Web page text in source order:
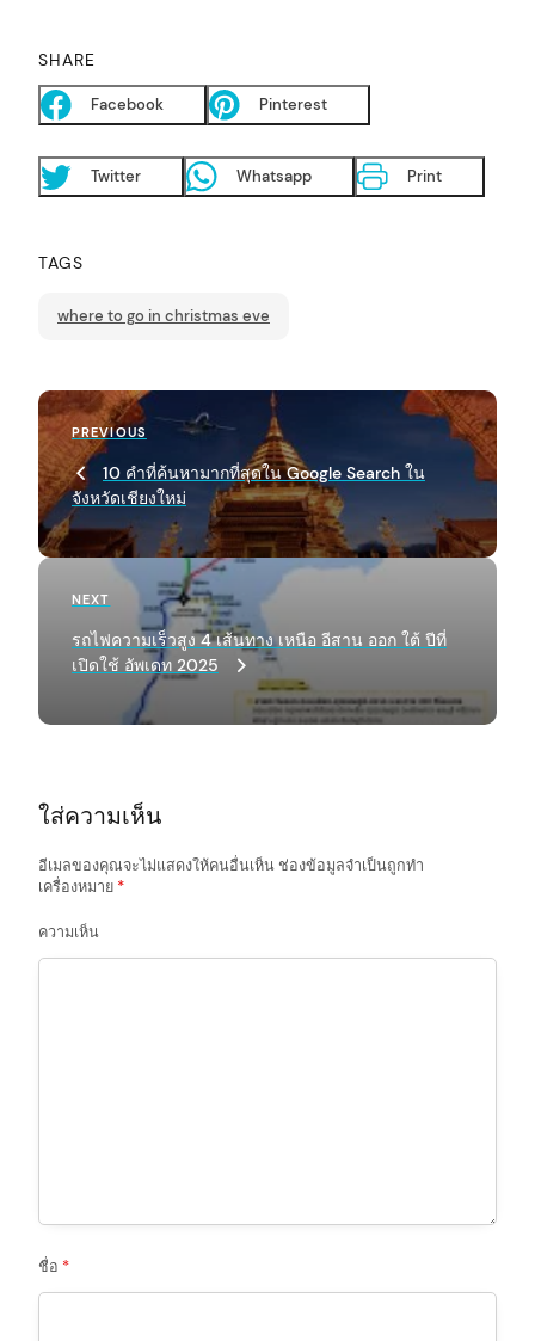
SHARE
Facebook Pinterest
Twitter Whatsapp Print
TAGS
where to go in christmas eve
P
o
s
t
n
g
o
n
Previous
Post
PREVIOUS
10 คำที่ค้นหามากที่สุดใน Google Search ใน
จังหวัดเชียงใหม่
Next
Post
NEXT
รถไฟความเร็วสูง 4 เส้นทาง เหนือ อีสาน ออก ใต้ ปีที่
เปิดใช้ อัพเดท 2025
ใส่ความเห็น
อีเมลของคุณจะไม่แสดงให้คนอื่นเห็นช่องข้อมูลจำเป็นถูกทำ
เครื่องหมาย *
ความเห็น
ชื่อ *